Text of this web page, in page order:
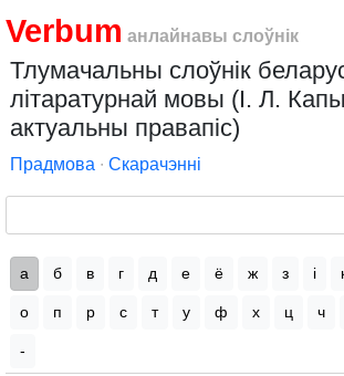
Verbum анлайнавы слоўнік
Тлумачальны слоўнік
літаратурнай мовы (І. Л.
актуальны правапіс)
Прадмова ∙ Скарачэнні
а б в г д е ё ж з і
о п р с т у ф х ц ч
-